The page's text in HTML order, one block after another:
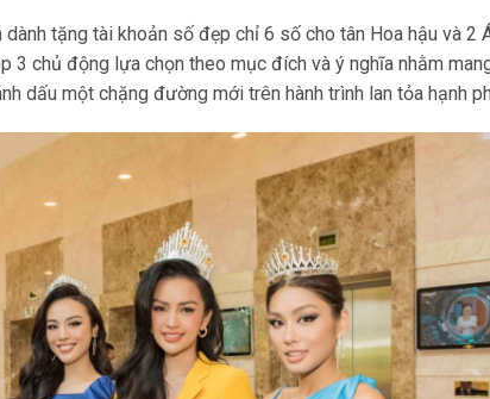
dành tặng tài khoản số đẹp chỉ 6 số cho tân Hoa hậu và 2
3 chủ động lựa chọn theo mục đích và ý nghĩa nhằm
dấu một chặng đường mới trên hành trình lan tỏa hạnh